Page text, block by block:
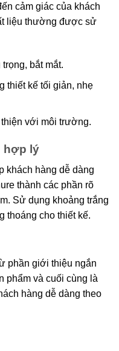
cảm giác của khách
liệu thường được sử
bắt mắt.
thiết kế tối giản, nhẹ
với môi trường.
hợp lý
khách hàng dễ dàng
thành các phần rõ
Sử dụng khoảng trắng
thoáng cho thiết kế.
phần giới thiệu ngắn
phẩm và cuối cùng là
hàng dễ dàng theo